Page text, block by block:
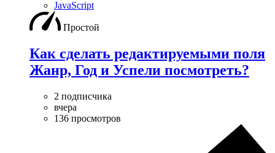
JavaScript
Простой
Как сделать редактируемыми поля
Жанр, Год и Успели посмотреть?
2 подписчика
вчера
136 просмотров